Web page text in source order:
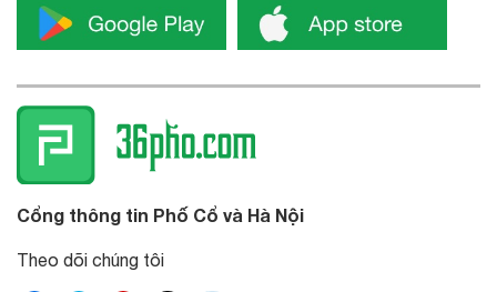
Cổng thông tin Phố Cổ và Hà Nội
Theo dõi chúng tôi